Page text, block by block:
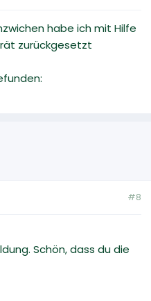
habe ich mit Hilfe
zurückgesetzt
#8
Schön, dass du die